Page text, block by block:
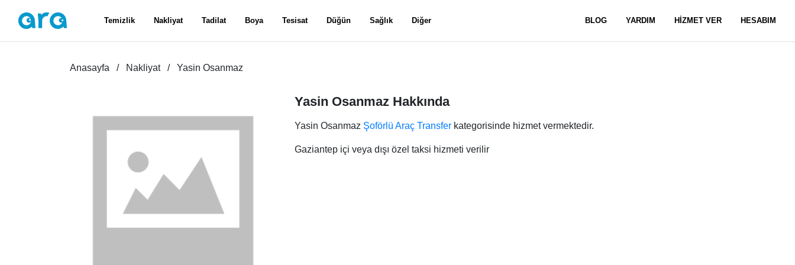
Temizlik Nakliyat Tadilat Boya Tesisat Düğün Sağlık Diğer BLOG YARDIM HİZMET VER HESABIM
Anasayfa Nakliyat Yasin Osanmaz
Yasin Osanmaz Hakkında
Yasin Osanmaz Şoförlü Araç Transfer kategorisinde hizmet vermektedir.
Gaziantep içi veya dışı özel taksi hizmeti verilir